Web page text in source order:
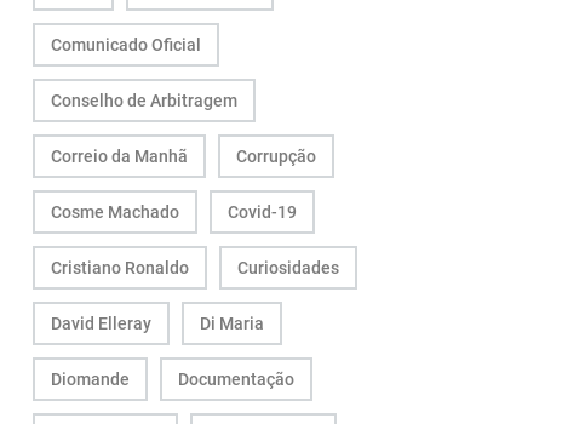
Comunicado Oficial
Conselho de Arbitragem
Correio da Manhã Corrupção
Cosme Machado Covid-19
Cristiano Ronaldo Curiosidades
David Elleray Di Maria
Diomande Documentação